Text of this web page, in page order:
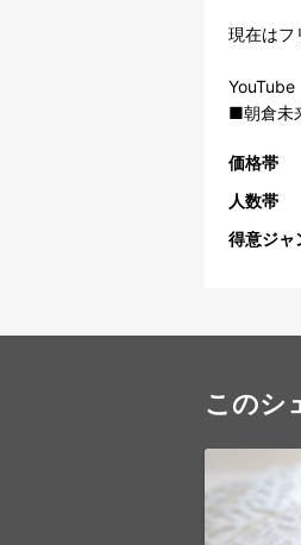
現在はフ
YouTube
価格帯
人数帯
得意ジャ
このシ